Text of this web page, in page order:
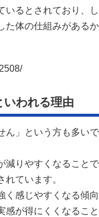
いるとされており、
た体の仕組みがある
いわれる理由
ん」という方も多い
減りやすくなること
ています。
く感じやすくなる傾
感が得にくくなるこ